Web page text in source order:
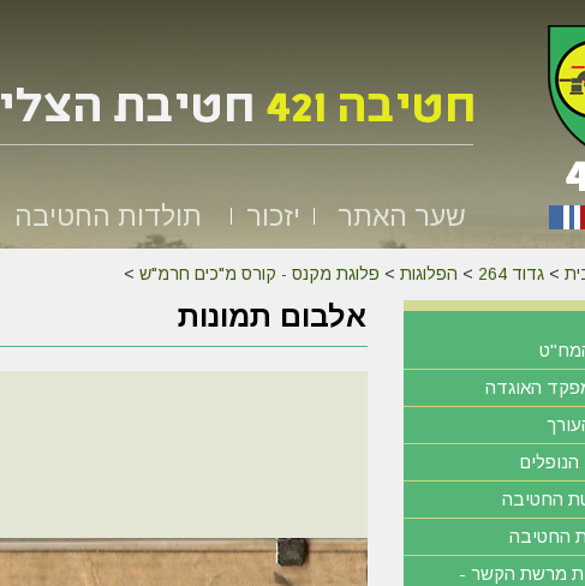
שער האתר יזכור תולדות החטיבה
>גדוד 264 > הפלוגות > פלוגת מקנס - קורס מ"כים חרמ"ש >
אלבום תמונות
האוגדה
הנופלים
החטיבה
החטיבה
מרשת הקשר -